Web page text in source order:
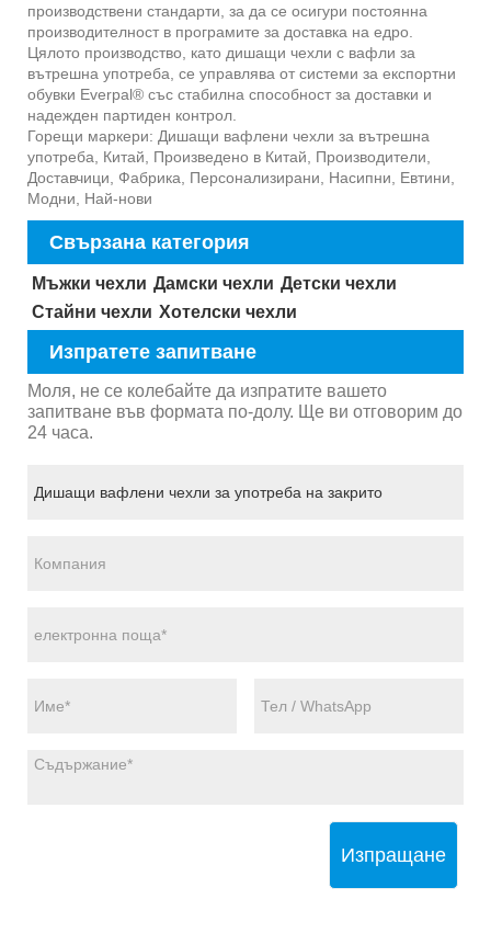
производствени стандарти, за да се осигури постоянна
производителност в програмите за доставка на едро.
Цялото производство, като дишащи чехли с вафли за
вътрешна употреба, се управлява от системи за експортни
обувки Everpal® със стабилна способност за доставки и
надежден партиден контрол.
Горещи маркери: Дишащи вафлени чехли за вътрешна
употреба, Китай, Произведено в Китай, Производители,
Доставчици, Фабрика, Персонализирани, Насипни, Евтини,
Модни, Най-нови
Свързана категория
Мъжки чехли Дамски чехли Детски чехли
Стайни чехли Хотелски чехли
Изпратете запитване
Моля, не се колебайте да изпратите вашето
запитване във формата по-долу. Ще ви отговорим до
24 часа.
Изпращане